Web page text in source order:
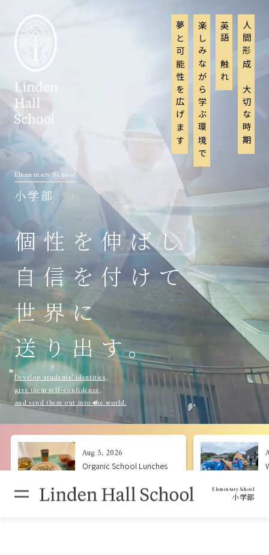
人間形成に大切な時期
英語に触れ
楽しみながら学ぶ環境で
夢と可能性を広げます
Elementary School
小学部
個性を伸ばし
自信を付けて
世界に
送り出す。
Develop students’ identities,
give them self-confidence,
and send them out into the world.
Aug 5, 2026
Organic School Lunches
Nutrition Education) オー
ガニック給食・食育
Elementary School
小学部